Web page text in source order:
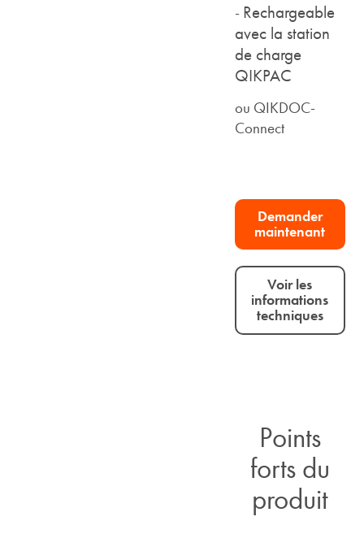
- Rechargeable
avec la station
de charge
QIKPAC
ou QIKDOC-
Connect
Demander
maintenant
Voir les
informations
techniques
Points
forts du
produit